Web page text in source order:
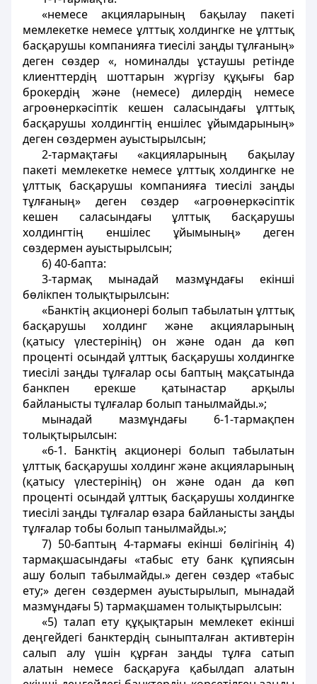
«немесе акцияларының бақылау пакеті
мемлекетке немесе ұлттық холдингке не ұлттық
басқарушы компанияға тиесілі заңды тұлғаның»
деген сөздер «, номиналды ұстаушы ретінде
клиенттердің шоттарын жүргізу құқығы бар
брокердің және (немесе) дилердің немесе
агроөнеркәсіптік кешен саласындағы ұлттық
басқарушы холдингтің еншілес ұйымдарының»
деген сөздермен ауыстырылсын;
2-тармақтағы «акцияларының бақылау
пакеті мемлекетке немесе ұлттық холдингке не
ұлттық басқарушы компанияға тиесілі заңды
тұлғаның» деген сөздер «агроөнеркәсіптік
кешен саласындағы ұлттық басқарушы
холдингтің еншілес ұйымының» деген
сөздермен ауыстырылсын;
6) 40-бапта:
3-тармақ мынадай мазмұндағы екінші
бөлікпен толықтырылсын:
«Банктің акционері болып табылатын ұлттық
басқарушы холдинг және акцияларының
(қатысу үлестерінің) он және одан да көп
проценті осындай ұлттық басқарушы холдингке
тиесілі заңды тұлғалар осы баптың мақсатында
банкпен ерекше қатынастар арқылы
байланысты тұлғалар болып танылмайды.»;
мынадай мазмұндағы 6-1-тармақпен
толықтырылсын:
«6-1. Банктің акционері болып табылатын
ұлттық басқарушы холдинг және акцияларының
(қатысу үлестерінің) он және одан да көп
проценті осындай ұлттық басқарушы холдингке
тиесілі заңды тұлғалар өзара байланысты заңды
тұлғалар тобы болып танылмайды.»;
7) 50-баптың 4-тармағы екінші бөлігінің 4)
тармақшасындағы «табыс ету банк құпиясын
ашу болып табылмайды.» деген сөздер «табыс
ету;» деген сөздермен ауыстырылып, мынадай
мазмұндағы 5) тармақшамен толықтырылсын:
«5) талап ету құқықтарын мемлекет екінші
деңгейдегі банктердің сыныпталған активтерін
салып алу үшін құрған заңды тұлға сатып
алатын немесе басқаруға қабылдап алатын